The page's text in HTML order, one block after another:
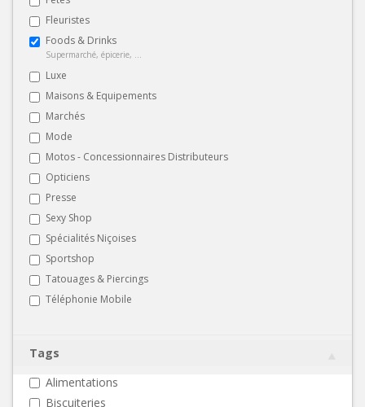
Fleuristes
Foods & Drinks
Supermarché, épicerie, ...
Luxe
Maisons & Equipements
Marchés
Mode
Motos - Concessionnaires Distributeurs
Opticiens
Presse
Sexy Shop
Spécialités Niçoises
Sportshop
Tatouages & Piercings
Téléphonie Mobile
Tags
Alimentations
Biscuiteries